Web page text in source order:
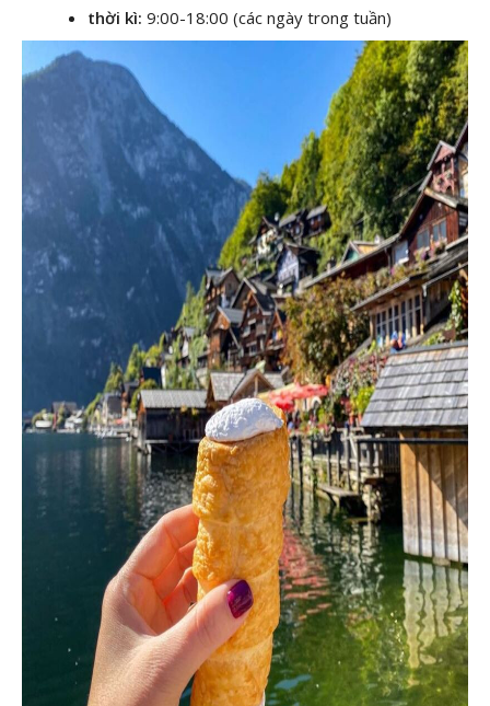
thời kì: 9:00-18:00 (các ngày trong tuần)